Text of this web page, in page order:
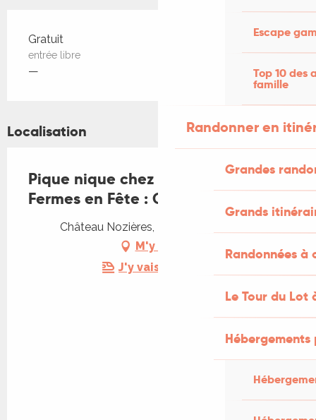
Escape
Top 10 des
famille
Randonner en
Grandes
Grands
Randonnées
Le Tour du Lot
Tarifs 2026
Gratuit
entrée libre
—
Localisation
Pique nique chez le Vigneron et
Fermes en Fête : Château Nozières
Château Nozières, 46700 Vire-sur-Lot
M'y rendre
J'y vais en train !